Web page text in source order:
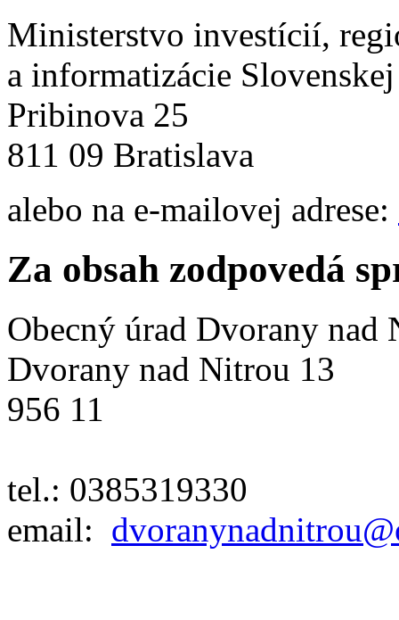
Ministerstvo investícií,
a informatizácie
Pribinova 25
811 09 Bratislava
alebo na e-mailovej adrese:
Za obsah zodpovedá
Obecný úrad Dvorany nad
Dvorany nad Nitrou 13
956 11
tel.: 0385319330
email: